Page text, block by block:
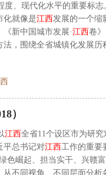
、现代化水平的重要标
化就像是江西发展的一个缩
新中国城市发展·江西卷
，围绕全省城镇化发展历
）
江西全省11个设区市为研
平总书记对江西工作的重要
色崛起、担当实干、兴赣
不同视角、不同层面分析